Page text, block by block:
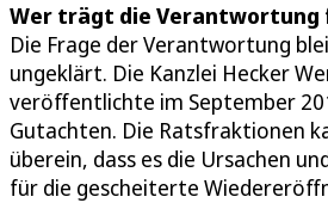
Wer trägt die Verantwortung
Die Frage der Verantwortung
ungeklärt. Die Kanzlei Hecker
veröffentlichte im September
Gutachten. Die Ratsfraktionen
überein, dass es die Ursachen
für die gescheiterte